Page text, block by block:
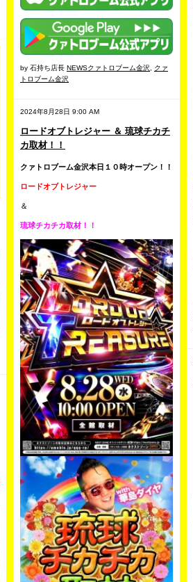
by 石持ち店長 NEWSクァトロブーム金沢
クァ
トロブーム金沢
2024年8月28日 9:00 AM
ロードオブトレジャー ＆ 琉球チカチ
カ取材！！
クァトロブーム金沢本日１０時オープン！！
ロードオブトレジャー
＆
琉球チカチカ取材！！